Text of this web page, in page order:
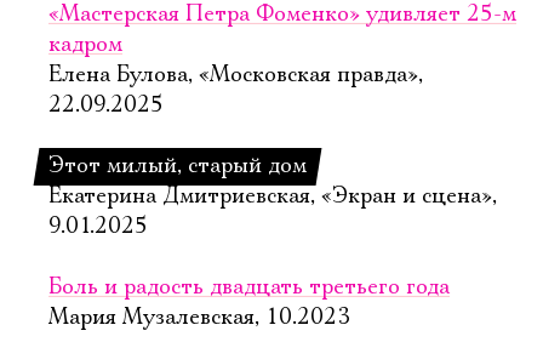
«Мастерская Петра Фоменко» удивляет 25-м
кадром
Елена Булова, «Московская правда»,
22.09.2025
Этот милый, старый дом
Екатерина Дмитриевская, «Экран и сцена»,
9.01.2025
Боль и радость двадцать третьего года
Мария Музалевская, 10.2023